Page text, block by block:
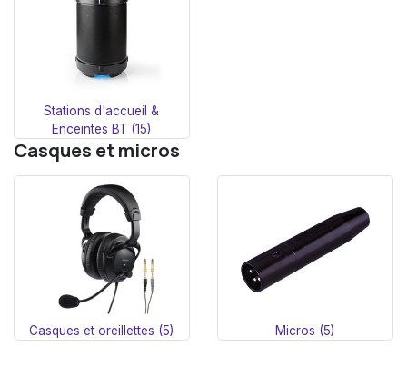
Stations d'accueil &
Enceintes BT (15)
Casques et micros
Casques et oreillettes (5) Micros (5)